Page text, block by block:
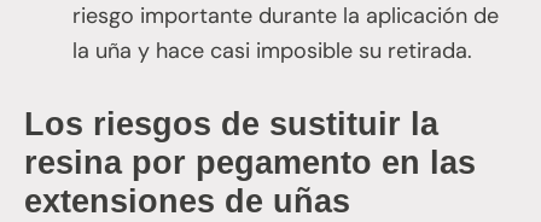
riesgo importante durante la aplicación de
la uña y hace casi imposible su retirada.
Los riesgos de sustituir la
resina por pegamento en las
extensiones de uñas